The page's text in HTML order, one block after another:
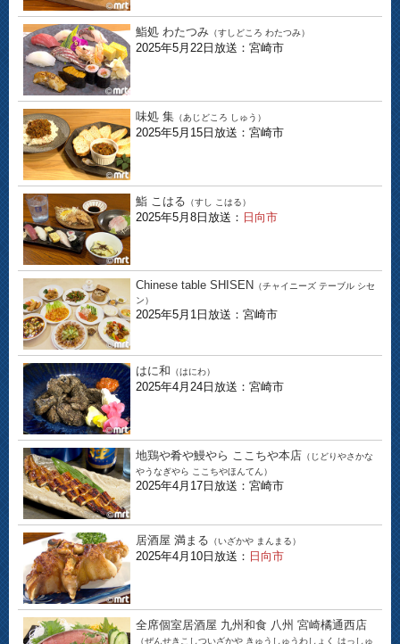
鮨処 わたつみ （すしどころ わたつみ）
2025年5月22日放送：宮崎市
味処 集 （あじどころ しゅう）
2025年5月15日放送：宮崎市
鮨 こはる （すし こはる）
2025年5月8日放送： 日向市
Chinese table SHISEN （チャイニーズ テーブル シセ
ン）
2025年5月1日放送：宮崎市
はに和 （はにわ）
2025年4月24日放送：宮崎市
地鶏や肴や鰻やら ここちや本店 （じどりやさかな
やうなぎやら ここちやほんてん）
2025年4月17日放送：宮崎市
居酒屋 満まる （いざかや まんまる）
2025年4月10日放送： 日向市
全席個室居酒屋 九州和食 八州 宮崎橘通西店
（ぜんせきこしついざかや きゅうしゅうわしょく はっしゅ